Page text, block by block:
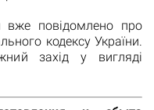
вже повідомлено про
кодексу України.
захід у вигляді